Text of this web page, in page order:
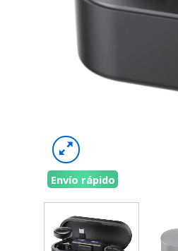
Envío rápido